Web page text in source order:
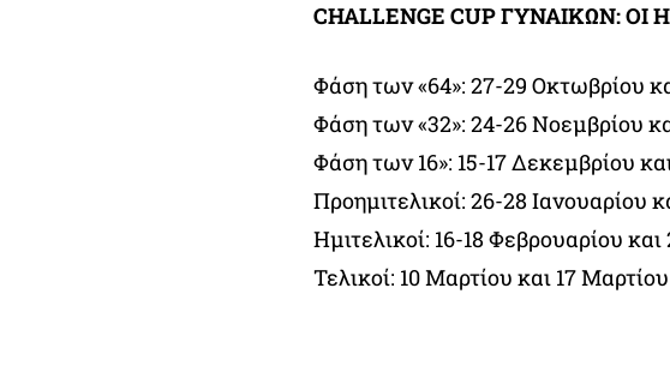
CHALLENGE CUP ΓΥΝΑΙΚΩΝ:
Φάση των «64»: 27-29 Οκτωβρίου
Φάση των «32»: 24-26 Νοεμβρίου
Φάση των 16»: 15-17 Δεκεμβρίου
Προημιτελικοί: 26-28 Ιανουαρίου
Ημιτελικοί: 16-18 Φεβρουαρίου
Τελικοί: 10 Μαρτίου και 17 Μαρτίου